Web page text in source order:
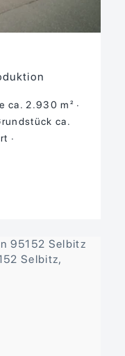
ca. 2.930 m²
ca.